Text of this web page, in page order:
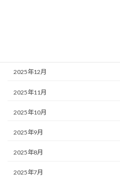
2025年12月
2025年11月
2025年10月
2025年9月
2025年8月
2025年7月